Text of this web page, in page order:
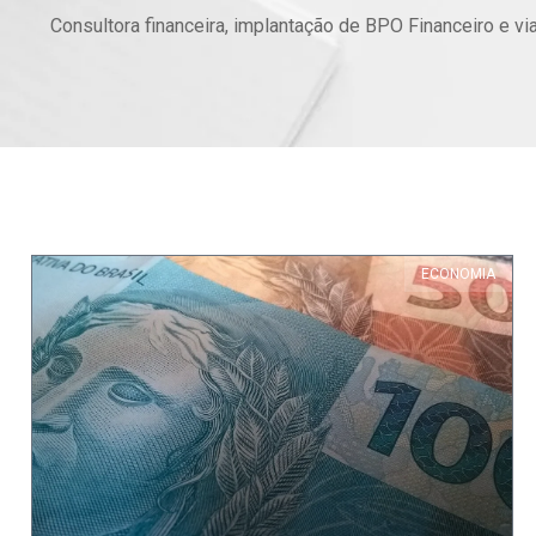
Consultora financeira, implantação de BPO Financeiro e
ECONOMIA